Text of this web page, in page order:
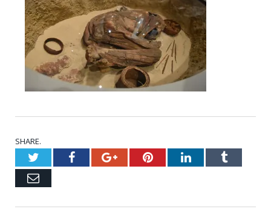
SHARE.
TwitterFacebookGoogle+PinterestLinkedInTumblr
Email